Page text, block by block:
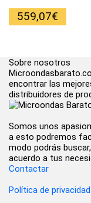
559,07€
Sobre nosotros
encontrar las
distribuidores de
Somos unos
a esto podremos
modo podrás
acuerdo a tus
Contactar
Política de privacidad